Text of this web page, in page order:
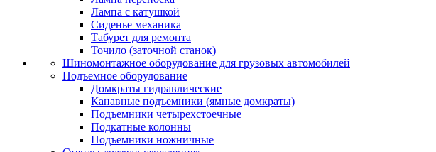
Лампа с катушкой
Сиденье механика
Табурет для ремонта
Точило (заточной станок)
Шиномонтажное оборудование для грузовых автомобилей
Подъемное оборудование
Домкраты гидравлические
Канавные подъемники (ямные домкраты)
Подъемники четырехстоечные
Подкатные колонны
Подъемники ножничные